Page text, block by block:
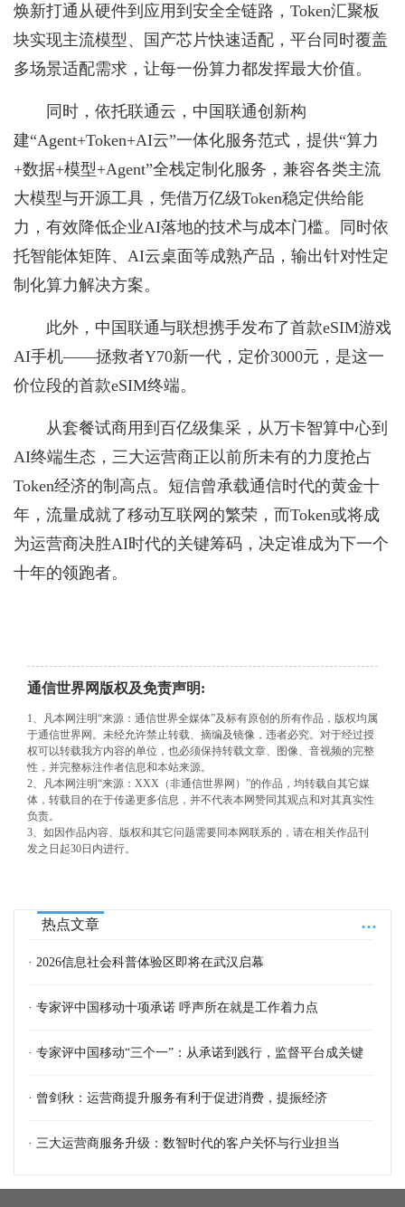
焕新打通从硬件到应用到安全全链路，Token汇聚板
块实现主流模型、国产芯片快速适配，平台同时覆盖
多场景适配需求，让每一份算力都发挥最大价值。
同时，依托联通云，中国联通创新构
建“Agent+Token+AI云”一体化服务范式，提供“算力
+数据+模型+Agent”全栈定制化服务，兼容各类主流
大模型与开源工具，凭借万亿级Token稳定供给能
力，有效降低企业AI落地的技术与成本门槛。同时依
托智能体矩阵、AI云桌面等成熟产品，输出针对性定
制化算力解决方案。
此外，中国联通与联想携手发布了首款eSIM游戏
AI手机——拯救者Y70新一代，定价3000元，是这一
价位段的首款eSIM终端。
从套餐试商用到百亿级集采，从万卡智算中心到
AI终端生态，三大运营商正以前所未有的力度抢占
Token经济的制高点。短信曾承载通信时代的黄金十
年，流量成就了移动互联网的繁荣，而Token或将成
为运营商决胜AI时代的关键筹码，决定谁成为下一个
十年的领跑者。
通信世界网版权及免责声明:
1、凡本网注明“来源：通信世界全媒体”及标有原创的所有作品，版权均属
于通信世界网。未经允许禁止转载、摘编及镜像，违者必究。对于经过授
权可以转载我方内容的单位，也必须保持转载文章、图像、音视频的完整
性，并完整标注作者信息和本站来源。
2、凡本网注明“来源：XXX（非通信世界网）”的作品，均转载自其它媒
体，转载目的在于传递更多信息，并不代表本网赞同其观点和对其真实性
负责。
3、如因作品内容、版权和其它问题需要同本网联系的，请在相关作品刊
发之日起30日内进行。
...
热点文章
· 2026信息社会科普体验区即将在武汉启幕
· 专家评中国移动十项承诺 呼声所在就是工作着力点
· 专家评中国移动“三个一”：从承诺到践行，监督平台成关键
· 曾剑秋：运营商提升服务有利于促进消费，提振经济
· 三大运营商服务升级：数智时代的客户关怀与行业担当